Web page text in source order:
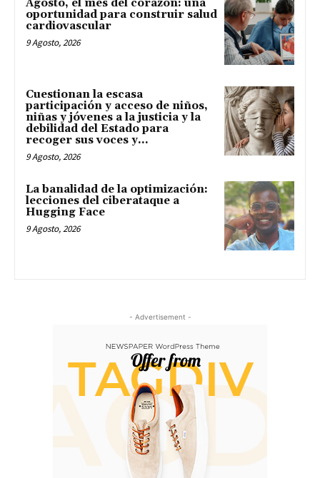
Agosto, el mes del corazón: una
oportunidad para construir salud
cardiovascular
9 Agosto, 2026
Cuestionan la escasa
participación y acceso de niños,
niñas y jóvenes a la justicia y la
debilidad del Estado para
recoger sus voces y...
9 Agosto, 2026
La banalidad de la optimización:
lecciones del ciberataque a
Hugging Face
9 Agosto, 2026
- Advertisement -